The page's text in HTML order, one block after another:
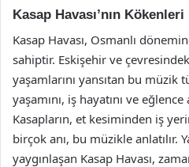
Kasap Havası’nın Kökenleri
Kasap Havası, Osmanlı
sahiptir. Eskişehir ve
yaşamlarını yansıtan bu müzik
yaşamını, iş hayatını ve eğlence
Kasapların, et kesiminden iş
birçok anı, bu müzikle anlatılır.
yaygınlaşan Kasap Havası,